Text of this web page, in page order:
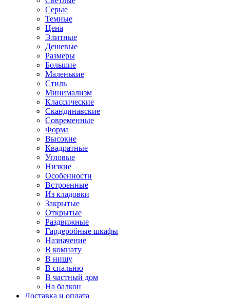
Серые
Темные
Цена
Элитные
Дешевые
Размеры
Большие
Маленькие
Стиль
Минимализм
Классические
Скандинавские
Современные
Форма
Высокие
Квадратные
Угловые
Низкие
Особенности
Встроенные
Из кладовки
Закрытые
Открытые
Раздвижные
Гардеробные шкафы
Назначение
В комнату
В нишу
В спальню
В частный дом
На балкон
Доставка и оплата